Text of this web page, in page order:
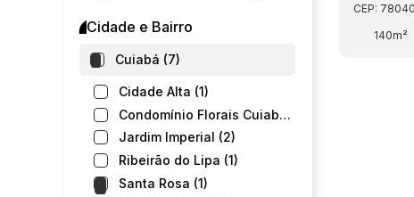
Cidade e Bairro
Cuiabá (7)
Cidade Alta (1)
Condomínio Florais Cuiabá Residencial (1)
Jardim Imperial (2)
Ribeirão do Lipa (1)
Santa Rosa (1)
CEP:
140m²